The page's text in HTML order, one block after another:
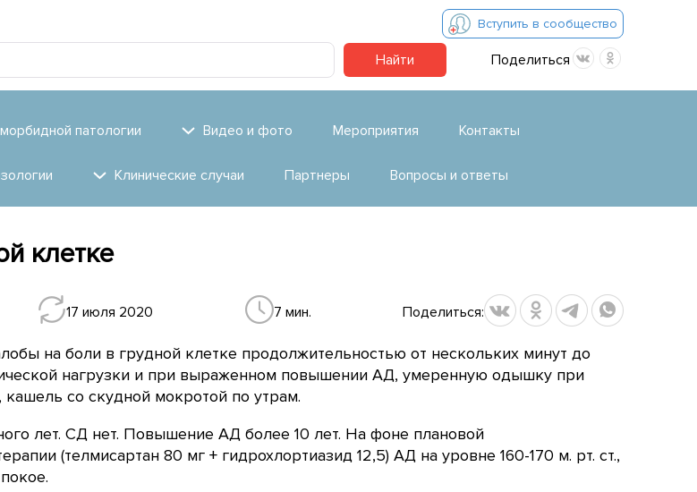
Вступить в сообщество
Найти Поделиться
патологии Видео и фото Мероприятия Контакты
Клинические случаи Партнеры Вопросы и ответы
клетке
17 июля 2020 7 мин. Поделиться:
на боли в грудной клетке продолжительностью от нескольких минут до
нагрузки и при выраженном повышении АД, умеренную одышку при
кашель со скудной мокротой по утрам.
лет. СД нет. Повышение АД более 10 лет. На фоне плановой
(телмисартан 80 мг + гидрохлортиазид 12,5) АД на уровне 160-170 м. рт. ст.,